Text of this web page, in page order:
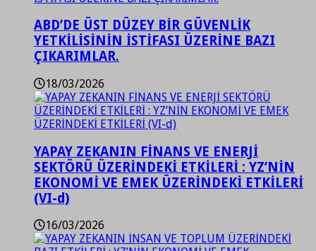
ABD’DE ÜST DÜZEY BİR GÜVENLİK
YETKİLİSİNİN İSTİFASI ÜZERİNE BAZI
ÇIKARIMLAR.
18/03/2026
YAPAY ZEKANIN FİNANS VE ENERJİ
SEKTÖRÜ ÜZERİNDEKİ ETKİLERİ : YZ’NİN
EKONOMİ VE EMEK ÜZERİNDEKİ ETKİLERİ
(VI-d)
16/03/2026